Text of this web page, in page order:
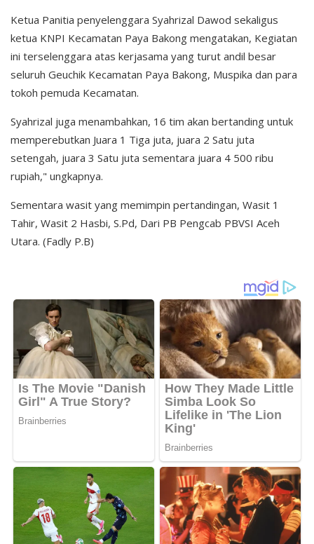
Ketua Panitia penyelenggara Syahrizal Dawod sekaligus
ketua KNPI Kecamatan Paya Bakong mengatakan, Kegiatan
ini terselenggara atas kerjasama yang turut andil besar
seluruh Geuchik Kecamatan Paya Bakong, Muspika dan para
tokoh pemuda Kecamatan.
Syahrizal juga menambahkan, 16 tim akan bertanding untuk
memperebutkan Juara 1 Tiga juta, juara 2 Satu juta
setengah, juara 3 Satu juta sementara juara 4 500 ribu
rupiah," ungkapnya.
Sementara wasit yang memimpin pertandingan, Wasit 1
Tahir, Wasit 2 Hasbi, S.Pd, Dari PB Pengcab PBVSI Aceh
Utara. (Fadly P.B)